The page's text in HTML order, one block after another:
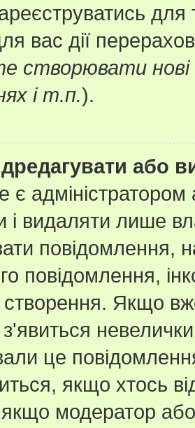
вас дії
створювати
і т.п.).
або
є
і видаляти лише
повідомлення,
повідомлення,
Якщо
це
якщо хтось
модератор